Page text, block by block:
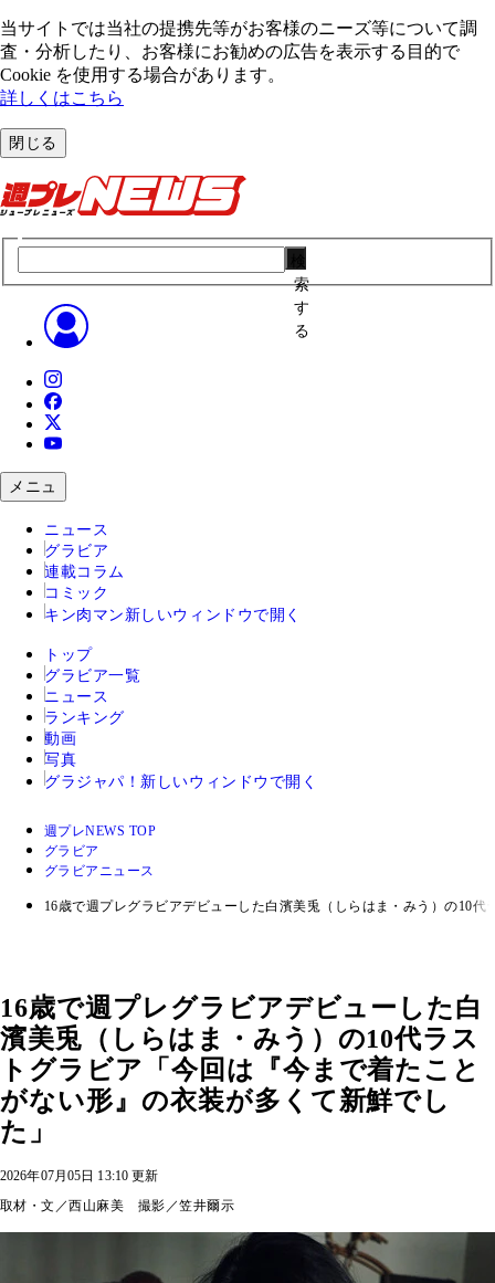
当サイトでは当社の提携先等がお客様のニーズ等について調
査・分析したり、お客様にお勧めの広告を表⽰する⽬的で
Cookie を使⽤する場合があります。
詳しくはこちら
閉じる
索
す
る
メニュ
ニュース
グラビア
連載コラム
コミック
キン肉マン 新しいウィンドウで開く
トップ
グラビア一覧
ニュース
ランキング
動画
写真
グラジャパ！ 新しいウィンドウで開く
週プレNEWS TOP
グラビア
グラビアニュース
16歳で週プレグラビアデビューした白濱美兎（しらはま・みう）の10
16歳で週プレグラビアデビューした白
濱美兎（しらはま・みう）の10代ラス
トグラビア「今回は『今まで着たこと
がない形』の衣装が多くて新鮮でし
た」
2026年07月05日 13:10 更新
取材・文／西山麻美 撮影／笠井爾示